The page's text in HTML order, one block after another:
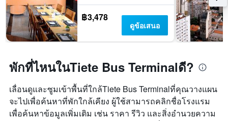
฿3,478
ดูข้อเสนอ
พักที่ไหนในTiete Bus Terminalดี?
เลื่อนดูและซูมเข้าพื้นที่ใกล้Tiete Bus Terminalที่คุณวางแผน
จะไปเพื่อค้นหาที่พักใกล้เคียง ผู้ใช้สามารถคลิกชื่อโรงแรม
เพื่อค้นหาข้อมูลเพิ่มเติม เช่น ราคา รีวิว และสิ่งอำนวยความ